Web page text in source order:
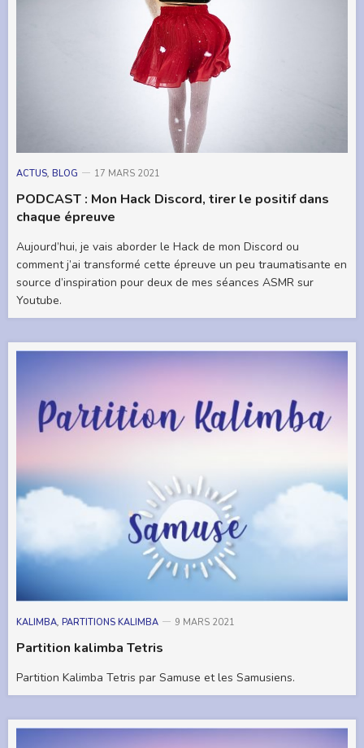
ACTUS, BLOG 17 MARS 2021
PODCAST : Mon Hack Discord, tirer le positif dans
chaque épreuve
Aujourd’hui, je vais aborder le Hack de mon Discord ou
comment j’ai transformé cette épreuve un peu traumatisante en
source d’inspiration pour deux de mes séances ASMR sur
Youtube.
KALIMBA, PARTITIONS KALIMBA 9 MARS 2021
Partition kalimba Tetris
Partition Kalimba Tetris par Samuse et les Samusiens.